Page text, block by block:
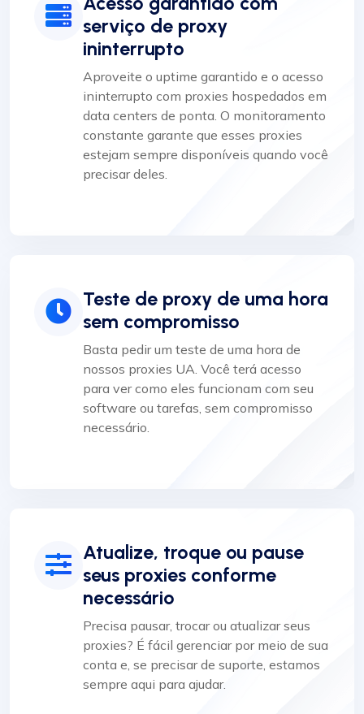
serviço de proxy
ininterrupto
Aproveite o uptime garantido e o acesso
ininterrupto com proxies hospedados em
data centers de ponta. O monitoramento
constante garante que esses proxies
estejam sempre disponíveis quando você
precisar deles.
Teste de proxy de uma hora
sem compromisso
Basta pedir um teste de uma hora de
nossos proxies UA. Você terá acesso
para ver como eles funcionam com seu
software ou tarefas, sem compromisso
necessário.
Atualize, troque ou pause
seus proxies conforme
necessário
Precisa pausar, trocar ou atualizar seus
proxies? É fácil gerenciar por meio de sua
conta e, se precisar de suporte, estamos
sempre aqui para ajudar.